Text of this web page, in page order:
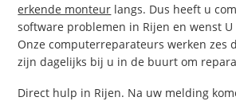
erkende monteur langs. Dus heeft u
software problemen in Rijen en wenst
Onze computerreparateurs werken zes
zijn dagelijks bij u in de buurt om
Direct hulp in Rijen. Na uw melding